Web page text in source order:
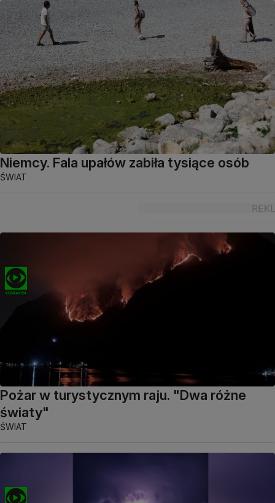
Niemcy. Fala upałów zabiła tysiące osób
ŚWIAT
Pożar w turystycznym raju. "Dwa różne
światy"
ŚWIAT